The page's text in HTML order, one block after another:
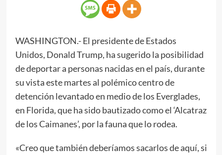
WASHINGTON.- El presidente de Estados
Unidos, Donald Trump, ha sugerido la posibilidad
de deportar a personas nacidas en el país, durante
su vista este martes al polémico centro de
detención levantado en medio de los Everglades,
en Florida, que ha sido bautizado como el ‘Alcatraz
de los Caimanes’, por la fauna que lo rodea.
«Creo que también deberíamos sacarlos de aquí, si